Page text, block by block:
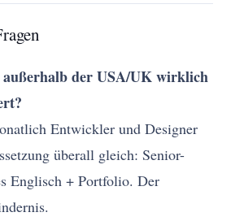
der USA/UK wirklich
Entwickler und Designer
überall gleich: Senior-
Englisch + Portfolio. Der